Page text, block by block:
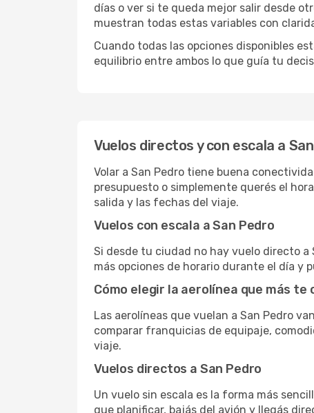
días o ver si te queda mejor salir desde
muestran todas estas variables con
Cuando todas las opciones disponibles
equilibrio entre ambos lo que guía tu
Vuelos directos y con escala a
Volar a San Pedro tiene buena
presupuesto o simplemente querés el
salida y las fechas del viaje.
Vuelos con escala a San Pedro
Si desde tu ciudad no hay vuelo directo a
más opciones de horario durante el día
Cómo elegir la aerolínea que más te
Las aerolíneas que vuelan a San Pedro
comparar franquicias de equipaje,
viaje.
Vuelos directos a San Pedro
Un vuelo sin escala es la forma más
que planificar, bajás del avión y llegás